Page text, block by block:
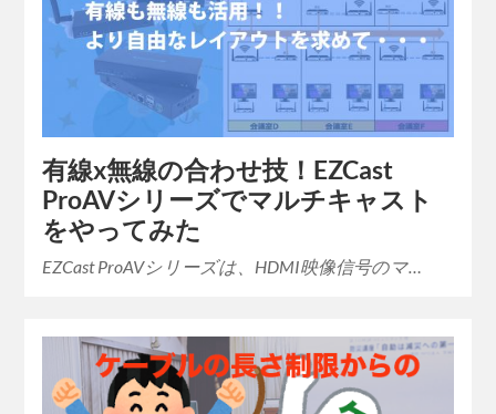
有線x無線の合わせ技！EZCast
ProAVシリーズでマルチキャスト
をやってみた
EZCast ProAVシリーズは、HDMI映像信号のマ…